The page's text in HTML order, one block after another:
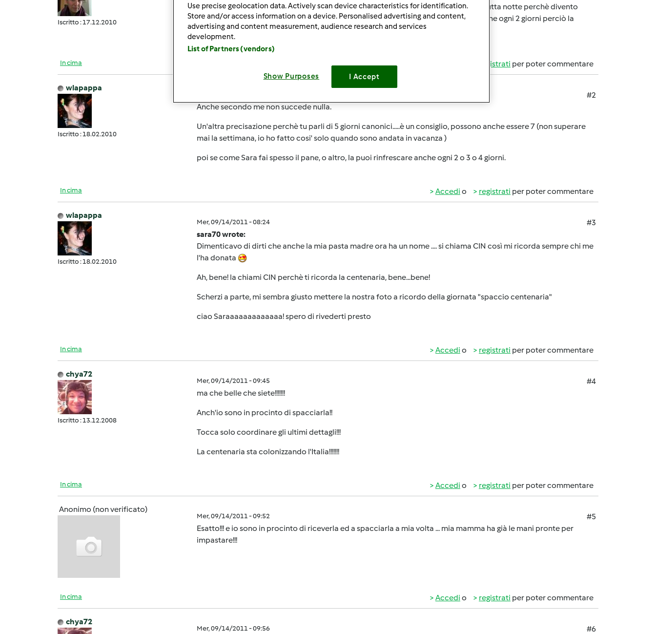
Iscritto : 17.12.2010
che la tua pm ne sofrisse, io la rinfrescherei dopo 3 g. a me capita di lasciarla fuori tutta notte perchè divento
vecchia e la memoria è quella che è....non è mai successo niente, io però faccio il pane ogni 2 giorni perciò la
rinfresco spesso
In cima registrati per poter commentare
wlapappa
Iscritto : 18.02.2010
#2
Anche secondo me non succede nulla.
Un'altra precisazione perchè tu parli di 5 giorni canonici.....è un consiglio, possono anche essere 7 (non superare
mai la settimana, io ho fatto cosi' solo quando sono andata in vacanza )
poi se come Sara fai spesso il pane, o altro, la puoi rinfrescare anche ogni 2 o 3 o 4 giorni.
In cima Accedi o registrati per poter commentare
wlapappa
Iscritto : 18.02.2010
Mer, 09/14/2011 - 08:24
#3
sara70 wrote:
Dimenticavo di dirti che anche la mia pasta madre ora ha un nome .... si chiama CIN così mi ricorda sempre chi me
l'ha donata
Ah, bene! la chiami CIN perchè ti ricorda la centenaria, bene...bene!
Scherzi a parte, mi sembra giusto mettere la nostra foto a ricordo della giornata "spaccio centenaria"
ciao Saraaaaaaaaaaaaa! spero di rivederti presto
In cima Accedi o registrati per poter commentare
chya72
Iscritto : 13.12.2008
Mer, 09/14/2011 - 09:45
#4
ma che belle che siete!!!!!!!
Anch'io sono in procinto di spacciarla!!
Tocca solo coordinare gli ultimi dettagli!!!
La centenaria sta colonizzando l'Italia!!!!!!!
In cima Accedi o registrati per poter commentare
Anonimo (non verificato)
Mer, 09/14/2011 - 09:52
#5
Esatto!!! e io sono in procinto di riceverla ed a spacciarla a mia volta ... mia mamma ha già le mani pronte per
impastare!!!
In cima Accedi o registrati per poter commentare
chya72
Mer, 09/14/2011 - 09:56
#6
Use precise geolocation data. Actively scan device characteristics for identification.
Store and/or access information on a device. Personalised advertising and content,
advertising and content measurement, audience research and services
development.
List of Partners (vendors)
Show Purposes I Accept